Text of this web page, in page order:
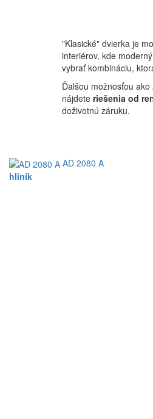
"Klasické" dvierka je
interiérov, kde
vybrať kombináciu,
Ďalšou možnosťou
nájdete riešenia od
doživotnú záruku.
AD 2080 A
hliník